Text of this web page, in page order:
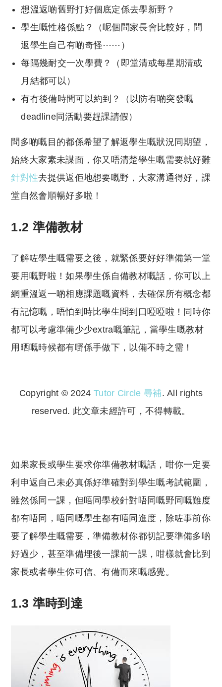
想溫返啲舊野打好個底定係去學新野？
學生嘅性格係點？（呢個問家長會比較好，問
返學生自己有啲奇怪⋯⋯）
每隔幾耐交一次學費？（即堂清或每星期清或
月結都可以）
有冇後備時間可以約到？（以防有啲突發嘅
deadline同活動要趕課請假）
問多啲嘅目的都係希望了解返學生嘅狀況同期望，
始終大家素未謀面，你又唔清楚學生嘅需要就好難
針對性去提供返佢地想要嘅野，大家溝通得好，課
堂自然會順暢好多啦！
1.2 準備教材
了解咗學生嘅需要之後，就緊係要好好準備第一堂
要用嘅野啦！如果學生係自備教材嘅話，你可以上
網重溫返一啲相應課題嘅資料，去確保所有概念都
有記憶嘅，唔怕到時比學生問到口啞啞啦！同時你
都可以考慮準備少少extra嘅筆記，當學生嘅教材
用晒嘅時候都有嘢係手做下，以備不時之需！
Copyright © 2024 Tutor Circle 尋補. All rights
reserved. 此文章未經許可，不得轉載。
如果家長或學生要求你準備教材嘅話，咁你一定要
利申返自己未必真係好準確對到學生嘅考試範圍，
雖然係同一課，但唔同學校針對唔同嘅野同嘅難度
都有唔同，唔同嘅學生都有唔同進度，除咗事前你
要了解學生嘅需要，準備教材你都切記要準備多啲
好過少，甚至準備埋後一課前一課，咁樣就會比到
家長或者學生你可信、有備而來嘅感覺。
1.3 準時到達